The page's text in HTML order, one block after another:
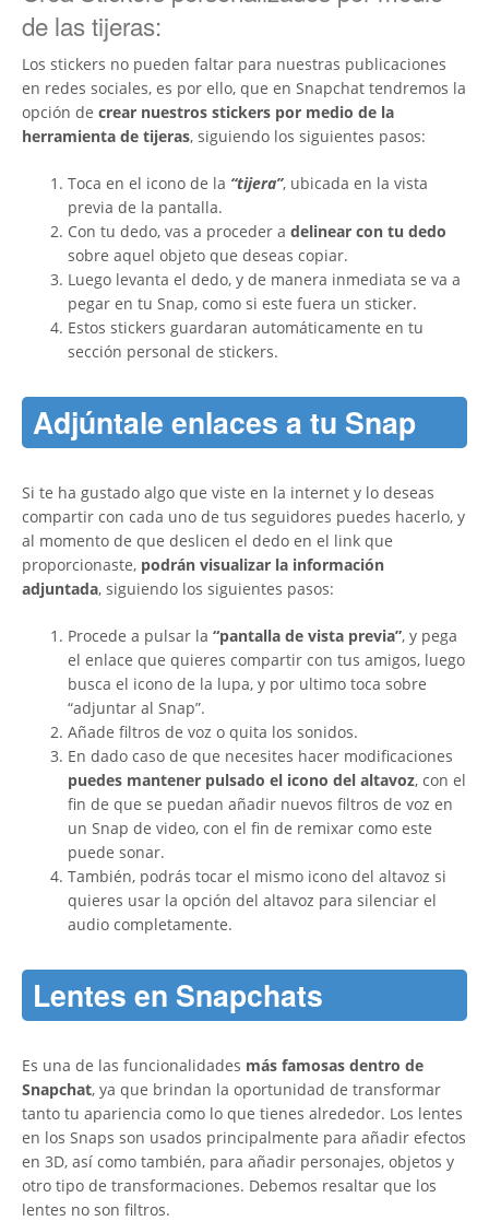
de las tijeras:
Los stickers no pueden faltar para nuestras publicaciones
en redes sociales, es por ello, que en Snapchat tendremos la
opción de crear nuestros stickers por medio de la
herramienta de tijeras, siguiendo los siguientes pasos:
Toca en el icono de la “tijera”, ubicada en la vista
previa de la pantalla.
Con tu dedo, vas a proceder a delinear con tu dedo
sobre aquel objeto que deseas copiar.
Luego levanta el dedo, y de manera inmediata se va a
pegar en tu Snap, como si este fuera un sticker.
Estos stickers guardaran automáticamente en tu
sección personal de stickers.
Adjúntale enlaces a tu Snap
Si te ha gustado algo que viste en la internet y lo deseas
compartir con cada uno de tus seguidores puedes hacerlo, y
al momento de que deslicen el dedo en el link que
proporcionaste, podrán visualizar la información
adjuntada, siguiendo los siguientes pasos:
Procede a pulsar la “pantalla de vista previa”, y pega
el enlace que quieres compartir con tus amigos, luego
busca el icono de la lupa, y por ultimo toca sobre
“adjuntar al Snap”.
Añade filtros de voz o quita los sonidos.
En dado caso de que necesites hacer modificaciones
puedes mantener pulsado el icono del altavoz, con el
fin de que se puedan añadir nuevos filtros de voz en
un Snap de video, con el fin de remixar como este
puede sonar.
También, podrás tocar el mismo icono del altavoz si
quieres usar la opción del altavoz para silenciar el
audio completamente.
Lentes en Snapchats
Es una de las funcionalidades más famosas dentro de
Snapchat, ya que brindan la oportunidad de transformar
tanto tu apariencia como lo que tienes alrededor. Los lentes
en los Snaps son usados principalmente para añadir efectos
en 3D, así como también, para añadir personajes, objetos y
otro tipo de transformaciones. Debemos resaltar que los
lentes no son filtros.